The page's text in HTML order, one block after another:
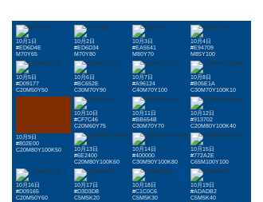
10月1日
#ED6D4E
M70Y65
10月2日
#ED6D34
M70Y80
10月3日
#EA5541
M80Y70
10月4日
#E94709
M85Y100
10月5日
#D09177
C20M50Y50
10月6日
#BC652E
C30M70Y90
10月7日
#A96124
C40M70Y100
10月8日
#B05E1A
C30M70Y100K10
10月9日
#802E00
C20M80Y100K50
10月10日
#CF7C46
C20M60Y75
10月11日
#BB654B
C30M70Y70
10月12日
#913702
C20M80Y100K40
10月13日
#6E2400
C20M80Y100K60
10月14日
#400000
C30M90Y100K80
10月15日
#772A2E
C65M100Y100
10月16日
#D09165
C20M50Y60
10月17日
#D3D3D8
C5M5K20
10月18日
#C1C0C6
C5M5K30
10月19日
#ADADB2
C5M5K40